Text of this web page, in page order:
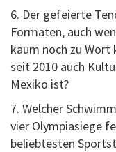
6. Der gefeierte
Formaten, auch
kaum noch zu Wort
seit 2010 auch
Mexiko ist?
7. Welcher
vier Olympiasiege
beliebtesten